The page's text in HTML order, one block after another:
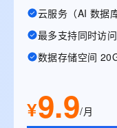
云服务（AI 数据
最多支持同时访
数据存储空间
¥9.9/月